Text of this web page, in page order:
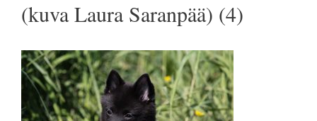
(kuva Laura Saranpää) (4)